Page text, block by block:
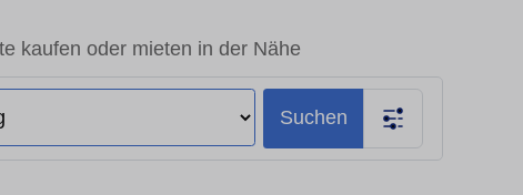
kaufen oder mieten in der Nähe
Suchen